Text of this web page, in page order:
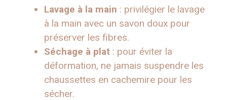
Lavage à la main : privilégier le lavage
à la main avec un savon doux pour
préserver les fibres.
Séchage à plat : pour éviter la
déformation, ne jamais suspendre les
chaussettes en cachemire pour les
sécher.